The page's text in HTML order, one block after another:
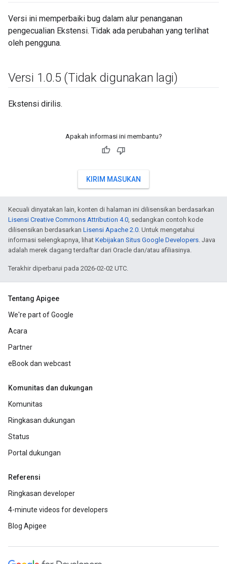
Versi ini memperbaiki bug dalam alur penanganan
pengecualian Ekstensi. Tidak ada perubahan yang terlihat
oleh pengguna.
Versi 1.0.5 (Tidak digunakan lagi)
Ekstensi dirilis.
Apakah informasi ini membantu?
KIRIM MASUKAN
Kecuali dinyatakan lain, konten di halaman ini dilisensikan berdasarkan
Lisensi Creative Commons Attribution 4.0, sedangkan contoh kode
dilisensikan berdasarkan Lisensi Apache 2.0. Untuk mengetahui
informasi selengkapnya, lihat Kebijakan Situs Google Developers. Java
adalah merek dagang terdaftar dari Oracle dan/atau afiliasinya.
Terakhir diperbarui pada 2026-02-02 UTC.
Tentang Apigee
We're part of Google
Acara
Partner
eBook dan webcast
Komunitas dan dukungan
Komunitas
Ringkasan dukungan
Status
Portal dukungan
Referensi
Ringkasan developer
4-minute videos for developers
Blog Apigee